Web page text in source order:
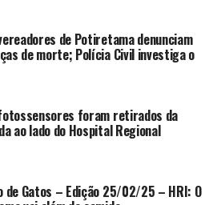
apresenta uma precariedade
escassez de médicos
de alguns materiais necessários
dentre outras
pelos mesmos da população em
pela promotoria local
pelo Conselho Regional de
a qual consta em seu
de Potiretama denunciam
de morte; Polícia Civil investiga o
foram retirados da
ao lado do Hospital Regional
de Gatos – Edição 25/02/25 – HRI: O